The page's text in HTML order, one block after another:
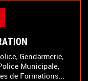
Gendarmerie,
Municipale,
de Formations...